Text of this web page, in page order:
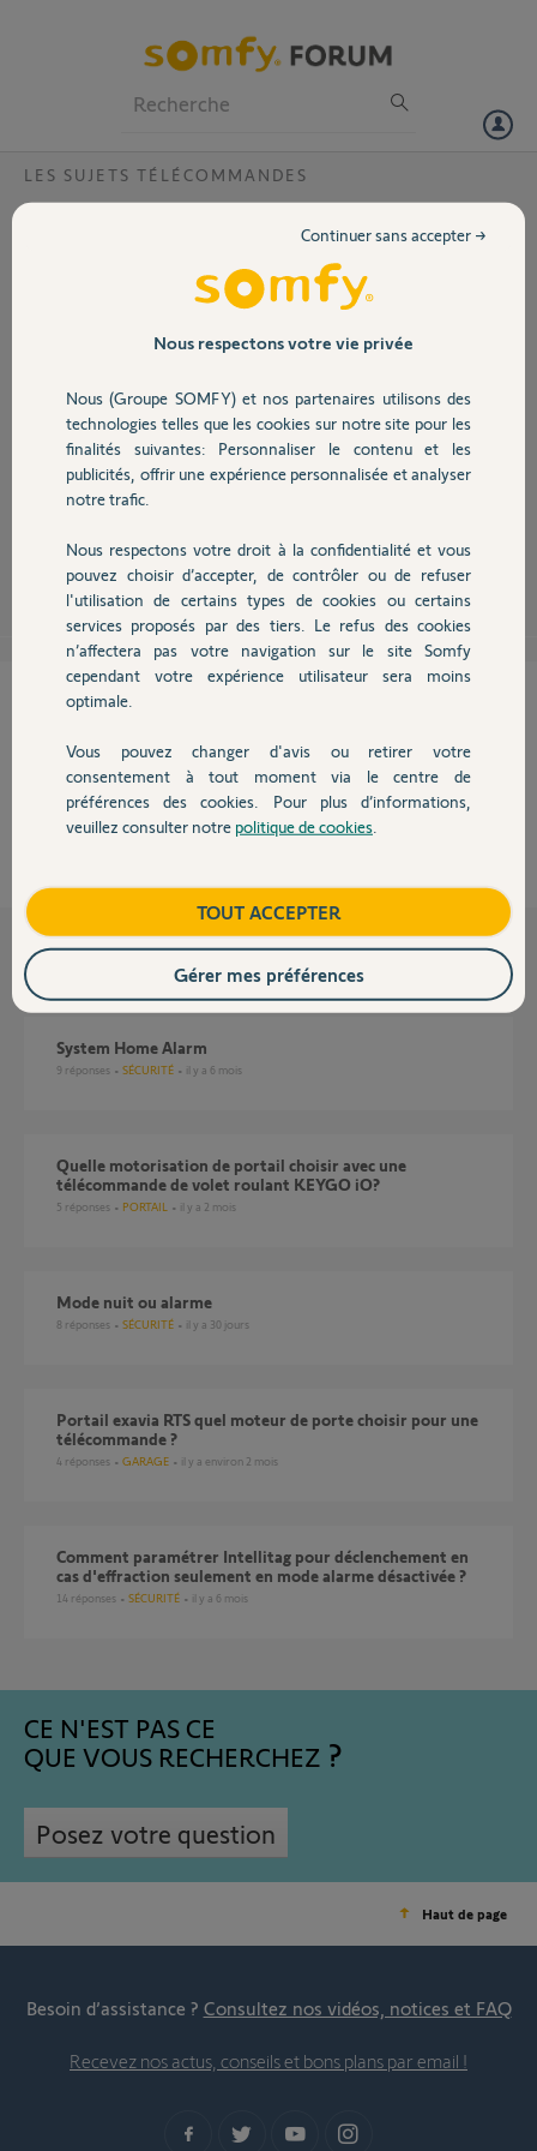
Volet
Sécurité
Domotique
Chauffage
Autres produits
Devis avec un pro
Contact
LES SUJETS TÉLÉCOMMANDES
Quelle télécommande choisir pour
Vous trouverez au lien ci-dessous une aide au choix pour choisir la
bonne télécommande compatible avec votre système d'alarme :
Aide au choix - Télécommande pour système d'alarme
Bonne journée,
Cette réponse vous a-t-elle aidé ?
NON OUI
38%des internautes ont trouvé cette réponse utile
Questions liées
System Home Alarm
9 réponses SÉCURITÉ il y a 6 mois
Quelle motorisation de portail choisir avec une
télécommande de volet roulant KEYGO iO?
5 réponses PORTAIL il y a 2 mois
Mode nuit ou alarme
8 réponses SÉCURITÉ il y a 30 jours
Portail exavia RTS quel moteur de porte choisir pour une
télécommande ?
4 réponses GARAGE il y a environ 2 mois
Comment paramétrer Intellitag pour déclenchement en
cas d'effraction seulement en mode alarme désactivée ?
14 réponses SÉCURITÉ il y a 6 mois
CE N'EST PAS CE
QUE VOUS RECHERCHEZ
Posez votre question
Haut de page
Besoin d’assistance ? Consultez nos vidéos, notices et FAQ
Recevez nos actus, conseils et bons plans par email !
Nous respectons votre vie privée
Nous (Groupe SOMFY) et nos partenaires utilisons des
technologies telles que les cookies sur notre site pour les
finalités suivantes: Personnaliser le contenu et les
publicités, offrir une expérience personnalisée et analyser
notre trafic.
Nous respectons votre droit à la confidentialité et vous
pouvez choisir d’accepter, de contrôler ou de refuser
l'utilisation de certains types de cookies ou certains
services proposés par des tiers. Le refus des cookies
n’affectera pas votre navigation sur le site Somfy
cependant votre expérience utilisateur sera moins
optimale.
Vous pouvez changer d'avis ou retirer votre
consentement à tout moment via le centre de
préférences des cookies. Pour plus d’informations,
veuillez consulter notre politique de cookies
Continuer sans accepter →
TOUT ACCEPTER
Gérer mes préférences